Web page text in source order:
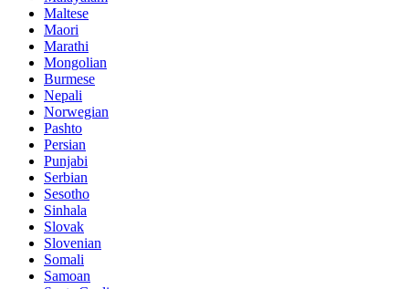
Maltese
Maori
Marathi
Mongolian
Burmese
Nepali
Norwegian
Pashto
Persian
Punjabi
Serbian
Sesotho
Sinhala
Slovak
Slovenian
Somali
Samoan